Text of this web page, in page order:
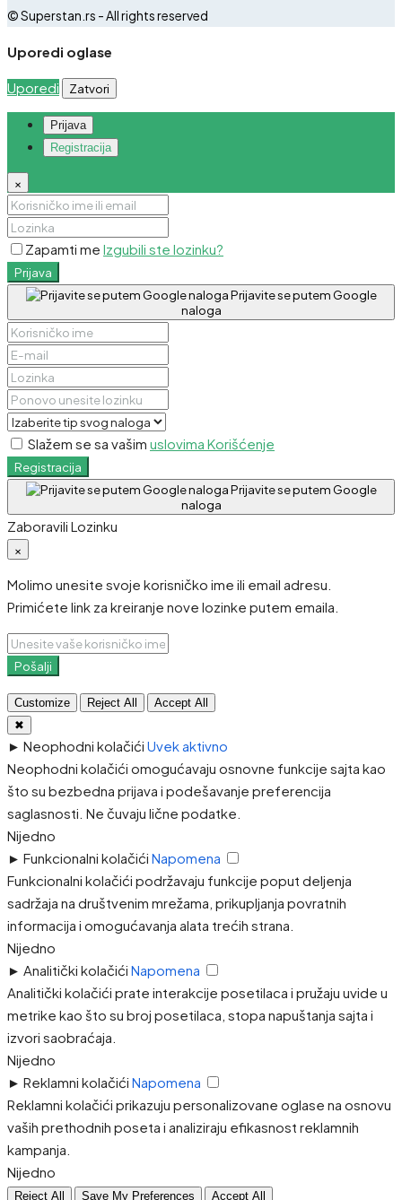
© Superstan.rs - All rights reserved
Uporedi oglase
Uporedi Zatvori
Prijava
Registracija
×
Zapamti me Izgubili ste lozinku?
Prijava
Prijavite se putem Google
naloga
Slažem se sa vašim uslovima Korišćenje
Registracija
Prijavite se putem Google
naloga
Zaboravili Lozinku
×
Molimo unesite svoje korisničko ime ili email adresu.
Primićete link za kreiranje nove lozinke putem emaila.
Pošalji
Customize Reject All
Accept All
✖
► Neophodni kolačići Uvek aktivno
Neophodni kolačići omogućavaju osnovne funkcije sajta kao
što su bezbedna prijava i podešavanje preferencija
saglasnosti. Ne čuvaju lične podatke.
Nijedno
► Funkcionalni kolačići Napomena
Funkcionalni kolačići podržavaju funkcije poput deljenja
sadržaja na društvenim mrežama, prikupljanja povratnih
informacija i omogućavanja alata trećih strana.
Nijedno
► Analitički kolačići Napomena
Analitički kolačići prate interakcije posetilaca i pružaju uvide u
metrike kao što su broj posetilaca, stopa napuštanja sajta i
izvori saobraćaja.
Nijedno
► Reklamni kolačići Napomena
Reklamni kolačići prikazuju personalizovane oglase na osnovu
vaših prethodnih poseta i analiziraju efikasnost reklamnih
kampanja.
Nijedno
Reject All Save My Preferences Accept All